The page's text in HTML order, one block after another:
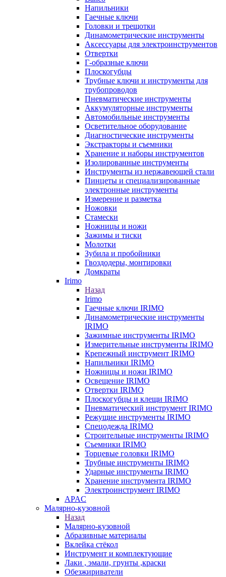
Напильники
Гаечные ключи
Головки и трещотки
Динамометрические инструменты
Аксессуары для электроинструментов
Отвертки
Г-образные ключи
Плоскогубцы
Трубные ключи и инструменты для
трубопроводов
Пневматические инструменты
Аккумуляторные инструменты
Автомобильные инструменты
Осветительное оборудование
Диагностические инструменты
Экстракторы и съемники
Хранение и наборы инструментов
Изолированные инструменты
Инструменты из нержавеющей стали
Пинцеты и специализированные
электронные инструменты
Измерение и разметка
Ножовки
Стамески
Ножницы и ножи
Зажимы и тиски
Молотки
Зубила и пробойники
Гвоздодеры, монтировки
Домкраты
Irimo
Назад
Irimo
Гаечные ключи IRIMO
Динамометрические инструменты
IRIMO
Зажимные инструменты IRIMO
Измерительные инструменты IRIMO
Крепежный инструмент IRIMO
Напильники IRIMO
Ножницы и ножи IRIMO
Освещение IRIMO
Отвертки IRIMO
Плоскогубцы и клещи IRIMO
Пневматический инструмент IRIMO
Режущие инструменты IRIMO
Спецодежда IRIMO
Строительные инструменты IRIMO
Съемники IRIMO
Торцевые головки IRIMO
Трубные инструменты IRIMO
Ударные инструменты IRIMO
Хранение инструмента IRIMO
Электроинструмент IRIMO
APAC
Малярно-кузовной
Назад
Малярно-кузовной
Абразивные материалы
Вклейка стёкол
Инструмент и комплектующие
Лаки , эмали, грунты ,краски
Обезжириватели